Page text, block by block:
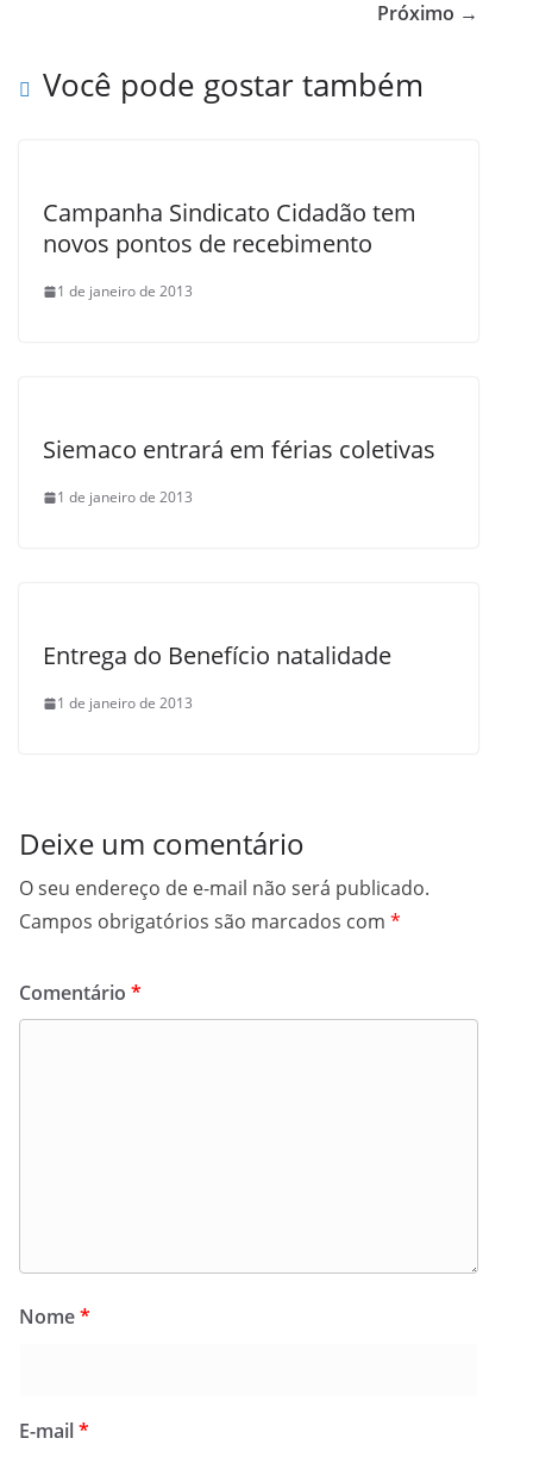
o
Próximo →
Você pode gostar também
Campanha Sindicato Cidadão tem
novos pontos de recebimento
1 de janeiro de 2013
Siemaco entrará em férias coletivas
1 de janeiro de 2013
Entrega do Benefício natalidade
1 de janeiro de 2013
Deixe um comentário
O seu endereço de e-mail não será publicado.
Campos obrigatórios são marcados com *
Comentário *
Nome*
E-mail*